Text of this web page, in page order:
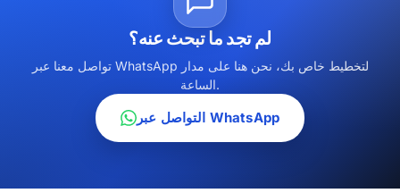
لم تجد ما تبحث عنه؟
تواصل معنا عبر WhatsApp لتخطيط خاص بك، نحن هنا على مدار
الساعة.
التواصل عبر WhatsApp